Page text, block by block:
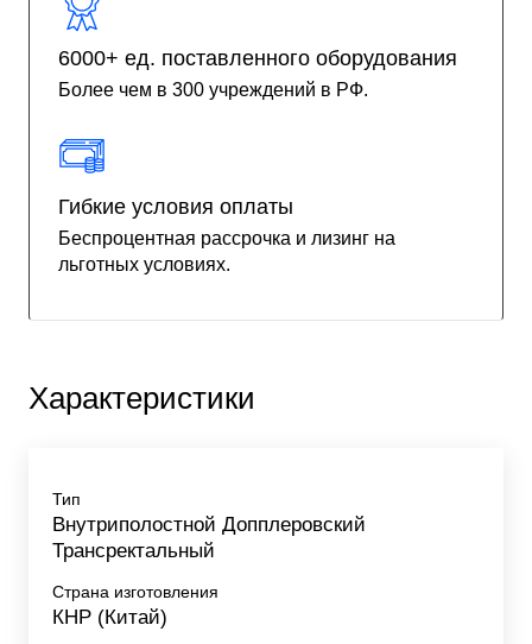
6000+ ед. поставленного оборудования
Более чем в 300 учреждений в РФ.
Гибкие условия оплаты
Беспроцентная рассрочка и лизинг на
льготных условиях.
Характеристики
Тип
Внутриполостной Допплеровский
Трансректальный
Страна изготовления
КНР (Китай)